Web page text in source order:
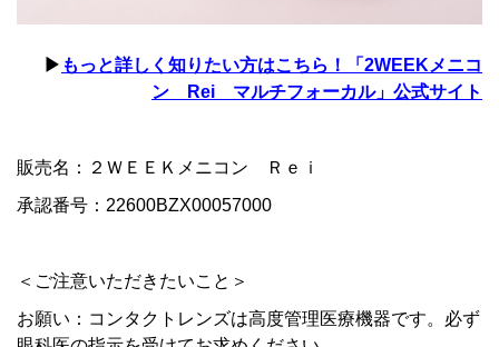
▶ もっと詳しく知りたい方はこちら！「2WEEKメニコ
ン Rei マルチフォーカル」公式サイト
販売名：２ＷＥＥＫメニコン Ｒｅｉ
承認番号：22600BZX00057000
＜ご注意いただきたいこと＞
お願い：コンタクトレンズは高度管理医療機器です。必ず